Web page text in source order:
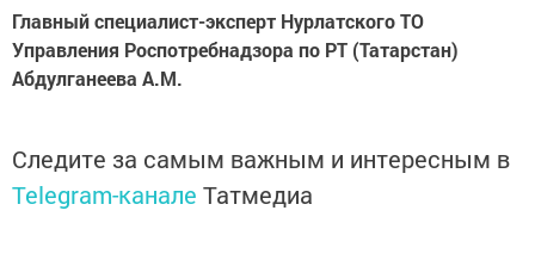
Главный специалист-эксперт Нурлатского ТО
Управления Роспотребнадзора по РТ (Татарстан)
Абдулганеева А.М.
Следите за самым важным и интересным в
Telegram-канале Татмедиа